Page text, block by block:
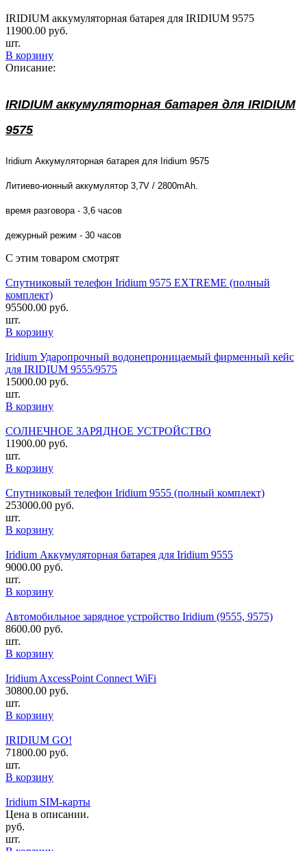
IRIDIUM аккумуляторная батарея для IRIDIUM 9575
11900.00 руб.
шт.
В корзину
Описание:
IRIDIUM аккумуляторная батарея для IRIDIUM
9575
Iridium Аккумуляторная батарея для Iridium 9575
Литиево-ионный аккумулятор 3,7V / 2800mAh.
время разговора - 3,6 часов
дежурный режим - 30 часов
С этим товаром смотрят
Спутниковый телефон Iridium 9575 EXTREME (полный
комплект)
95500.00 руб.
шт.
В корзину
Iridium Ударопрочный водонепроницаемый фирменный кейс
для IRIDIUM 9555/9575
15000.00 руб.
шт.
В корзину
СОЛНЕЧНОЕ ЗАРЯДНОЕ УСТРОЙСТВО
11900.00 руб.
шт.
В корзину
Спутниковый телефон Iridium 9555 (полный комплект)
253000.00 руб.
шт.
В корзину
Iridium Аккумуляторная батарея для Iridium 9555
9000.00 руб.
шт.
В корзину
Автомобильное зарядное устройство Iridium (9555, 9575)
8600.00 руб.
шт.
В корзину
Iridium AxcessPoint Connect WiFi
30800.00 руб.
шт.
В корзину
IRIDIUM GO!
71800.00 руб.
шт.
В корзину
Iridium SIM-карты
Цена в описании.
руб.
шт.